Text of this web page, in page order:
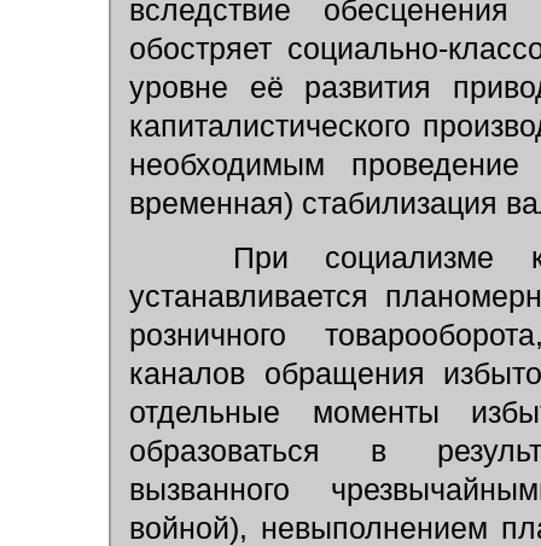
вследствие
обостряет социально-
уровне её развития
капиталистического
необходимым
временная) стабилизация
При социализме
устанавливается
розничного
каналов обращения
отдельные моменты
образоваться в
вызванного
войной), невыполнением